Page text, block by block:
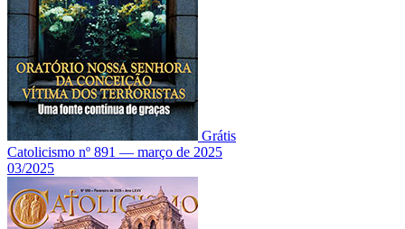
Grátis
Catolicismo nº 891 — março de 2025
03/2025